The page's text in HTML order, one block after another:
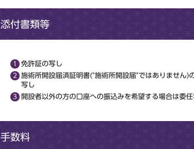
添付書類等
免許証の写し
施術所開設届済証明書("施術所開設届"ではありません)
写し
開設者以外の方の口座への振込みを希望する場合は委
手数料